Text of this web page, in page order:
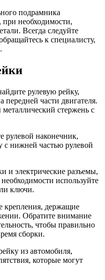
подрамника
при необходимости,
Всегда следуйте
к специалисту,
рулевую рейку,
передней части двигателя.
стержень с
рулевой наконечник,
с нижней частью рулевой
и электрические разъемы,
используйте
ключи.
крепления, держащие
Обратите внимание
чтобы правильно
сборки.
из автомобиля,
которые могут